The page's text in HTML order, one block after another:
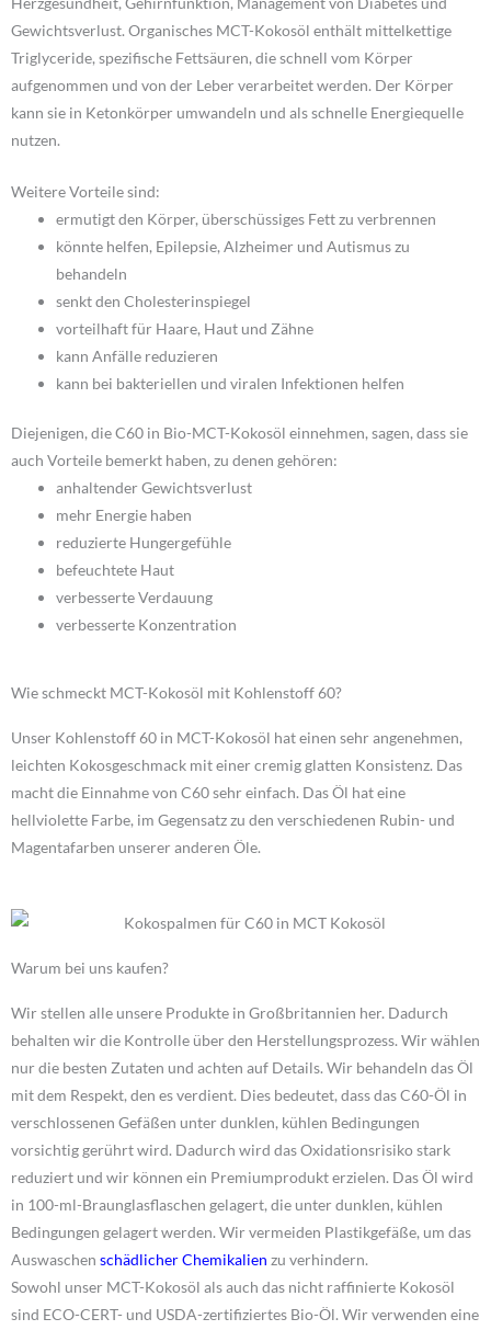
Gewichtsverlust. Organisches MCT-Kokosöl enthält mittelkettige
Triglyceride, spezifische Fettsäuren, die schnell vom Körper
aufgenommen und von der Leber verarbeitet werden. Der Körper
kann sie in Ketonkörper umwandeln und als schnelle Energiequelle
nutzen.
Weitere Vorteile sind:
ermutigt den Körper, überschüssiges Fett zu verbrennen
könnte helfen, Epilepsie, Alzheimer und Autismus zu
behandeln
senkt den Cholesterinspiegel
vorteilhaft für Haare, Haut und Zähne
kann Anfälle reduzieren
kann bei bakteriellen und viralen Infektionen helfen
Diejenigen, die C60 in Bio-MCT-Kokosöl einnehmen, sagen, dass sie
auch Vorteile bemerkt haben, zu denen gehören:
anhaltender Gewichtsverlust
mehr Energie haben
reduzierte Hungergefühle
befeuchtete Haut
verbesserte Verdauung
verbesserte Konzentration
Wie schmeckt MCT-Kokosöl mit Kohlenstoff 60?
Unser Kohlenstoff 60 in MCT-Kokosöl hat einen sehr angenehmen,
leichten Kokosgeschmack mit einer cremig glatten Konsistenz. Das
macht die Einnahme von C60 sehr einfach. Das Öl hat eine
hellviolette Farbe, im Gegensatz zu den verschiedenen Rubin- und
Magentafarben unserer anderen Öle.
Warum bei uns kaufen?
Wir stellen alle unsere Produkte in Großbritannien her. Dadurch
behalten wir die Kontrolle über den Herstellungsprozess. Wir wählen
nur die besten Zutaten und achten auf Details. Wir behandeln das Öl
mit dem Respekt, den es verdient. Dies bedeutet, dass das C60-Öl in
verschlossenen Gefäßen unter dunklen, kühlen Bedingungen
vorsichtig gerührt wird. Dadurch wird das Oxidationsrisiko stark
reduziert und wir können ein Premiumprodukt erzielen. Das Öl wird
in 100-ml-Braunglasflaschen gelagert, die unter dunklen, kühlen
Bedingungen gelagert werden. Wir vermeiden Plastikgefäße, um das
Auswaschen schädlicher Chemikalien zu verhindern.
Sowohl unser MCT-Kokosöl als auch das nicht raffinierte Kokosöl
sind ECO-CERT- und USDA-zertifiziertes Bio-Öl. Wir verwenden eine